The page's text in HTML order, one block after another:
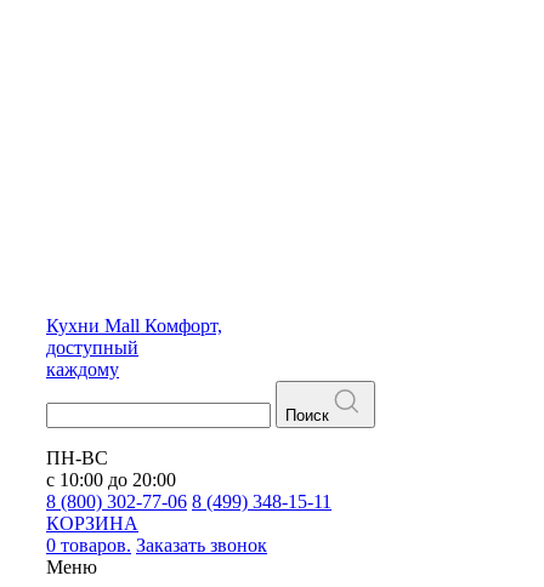
Кухни Mall Комфорт,
доступный
каждому
Поиск
ПН-ВС
с 10:00 до 20:00
8 (800) 302-77-06 8 (499) 348-15-11
КОРЗИНА
0 товаров. Заказать звонок
Меню